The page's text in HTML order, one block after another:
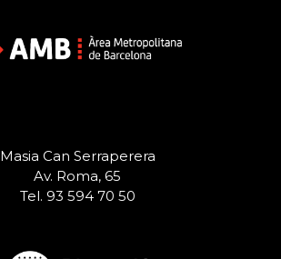
Masia Can Serraperera
Av. Roma, 65
Tel. 93 594 70 50